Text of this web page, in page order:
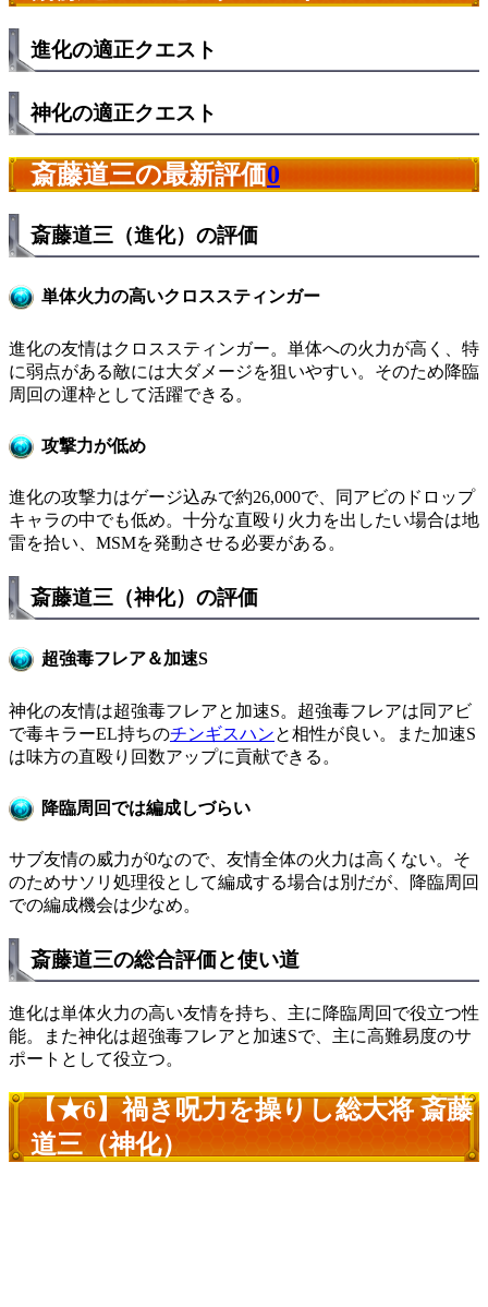
進化の適正クエスト
神化の適正クエスト
斎藤道三の最新評価0
斎藤道三（進化）の評価
単体火力の高いクロススティンガー
進化の友情はクロススティンガー。単体への火力が高く、特
に弱点がある敵には大ダメージを狙いやすい。そのため降臨
周回の運枠として活躍できる。
攻撃力が低め
進化の攻撃力はゲージ込みで約26,000で、同アビのドロップ
キャラの中でも低め。十分な直殴り火力を出したい場合は地
雷を拾い、MSMを発動させる必要がある。
斎藤道三（神化）の評価
超強毒フレア＆加速S
神化の友情は超強毒フレアと加速S。超強毒フレアは同アビ
で毒キラーEL持ちのチンギスハンと相性が良い。また加速S
は味方の直殴り回数アップに貢献できる。
降臨周回では編成しづらい
サブ友情の威力が0なので、友情全体の火力は高くない。そ
のためサソリ処理役として編成する場合は別だが、降臨周回
での編成機会は少なめ。
斎藤道三の総合評価と使い道
進化は単体火力の高い友情を持ち、主に降臨周回で役立つ性
能。また神化は超強毒フレアと加速Sで、主に高難易度のサ
ポートとして役立つ。
【★6】禍き呪力を操りし総大将 斎藤
道三（神化）